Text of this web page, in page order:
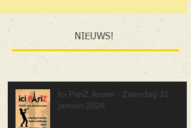
NIEUWS!
Ici PariZ Assen - Zaterdag 31
januari 2026